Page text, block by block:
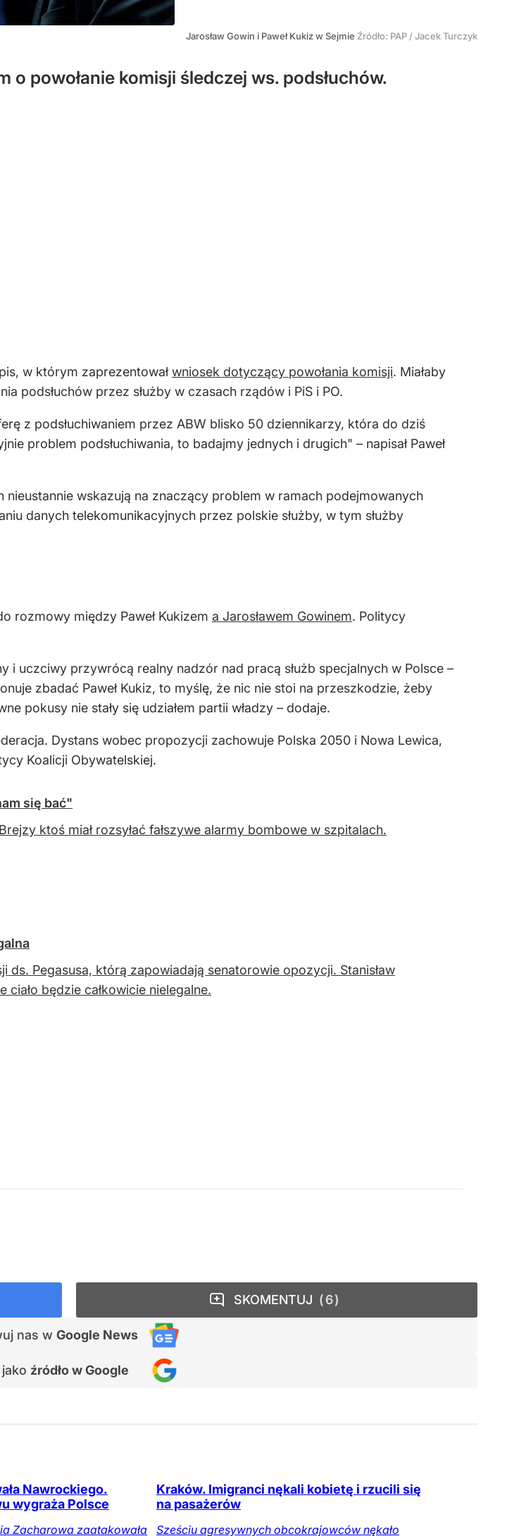
Jarosław Gowin i Paweł Kukiz w Sejmie Źródło: PAP /Jacek Turczyk
o powołanie komisji śledczej ws. podsłuchów.
w którym zaprezentowałwniosek dotyczący powołania komisji. Miałaby
podsłuchów przez służby w czasach rządów i PiS i PO.
z podsłuchiwaniem przez ABW blisko 50 dziennikarzy, która do dziś
problem podsłuchiwania, to badajmy jednych i drugich" – napisał Paweł
wskazują na znaczący problem w ramach podejmowanych
danych telekomunikacyjnych przez polskie służby, w tym służby
rozmowy między Paweł Kukizem a Jarosławem Gowinem. Politycy
i uczciwy przywrócą realny nadzór nad pracą służb specjalnych w Polsce –
zbadać Paweł Kukiz, to myślę, że nic nie stoi na przeszkodzie, żeby
pokusy nie stały się udziałem partii władzy – dodaje.
Dystans wobec propozycji zachowuje Polska 2050 i Nowa Lewica,
Koalicji Obywatelskiej.
się bać"
ktoś miał rozsyłać fałszywe alarmy bombowe w szpitalach.
ds. Pegasusa, którą zapowiadają senatorowie opozycji. Stanisław
będzie całkowicie nielegalne.
nas w Google News
źródło w Google
SKOMENTUJ 6
Nawrockiego.
wygraża Polsce
Zacharowa zaatakowała
Kraków. Imigranci nękali kobietę i rzucili się
na pasażerów
Sześciu agresywnych obcokrajowców nękało